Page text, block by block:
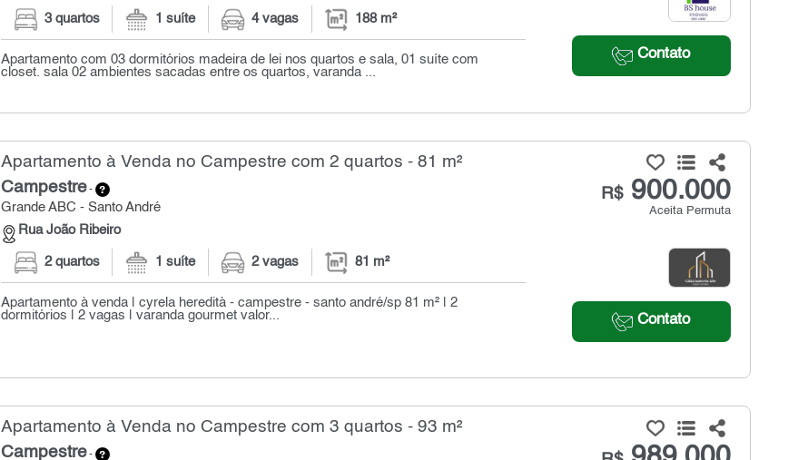
Contato
3 quartos 1 suíte 4 vagas 188 m²
Apartamento com 03 dormitórios madeira de lei nos quartos e sala, 01 suíte com
closet. sala 02 ambientes sacadas entre os quartos, varanda ...
Apartamento à Venda no Campestre com 2 quartos - 81 m²
Campestre-
Grande ABC - Santo André
Rua João Ribeiro
R$900.000
Aceita Permuta
Contato
2 quartos 1 suíte 2 vagas 81 m²
Apartamento à venda | cyrela heredità - campestre - santo andré/sp 81 m² | 2
dormitórios | 2 vagas | varanda gourmet valor...
Apartamento à Venda no Campestre com 3 quartos - 93 m²
Campestre-